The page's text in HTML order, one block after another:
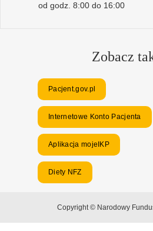
od godz. 8:00 do 16:00
Zobacz
Pacjent.gov.pl
Internetowe Konto Pacjenta
Aplikacja mojeIKP
Diety NFZ
Copyright © Narodowy